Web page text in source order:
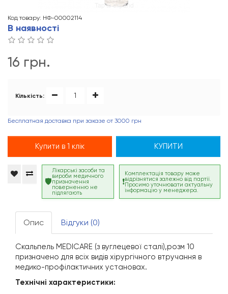
Tap to expand
Код товару: НФ-00002114
В наявності
16 грн.
Кількість:
Бесплатная доставка при заказе от 3000 грн
Купити в 1 клік КУПИТИ
Лікарські засоби та
вироби медичного
призначення
поверненню не
підлягають
Комплектація товару може
відрізнятися залежно від партії.
Просимо уточнювати актуальну
інформацію у менеджера.
Опис Відгуки (0)
Скальпель MEDICARE (з вуглецевої сталі),розм 10
призначено для всіх видів хірургічного втручання в
медико-профілактичних установах.
Технічні характеристики: